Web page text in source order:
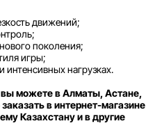
движений;
поколения;
игры;
нагрузках.
вы можете в Алматы, Астане,
в интернет-магазине
Казахстану и в другие